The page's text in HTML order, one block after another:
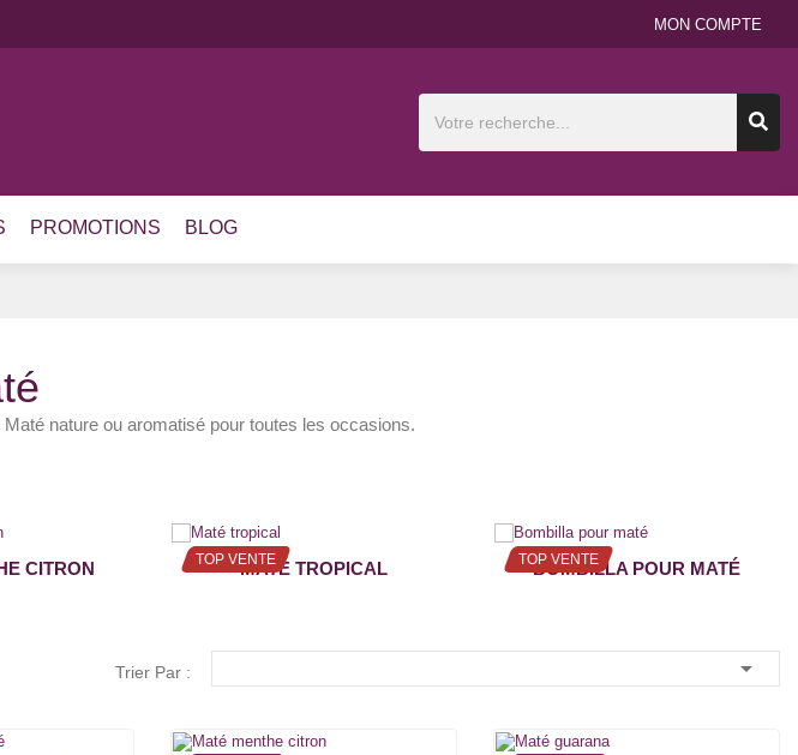
MON COMPTE
PROMOTIONS BLOG
nature ou aromatisé pour toutes les occasions.
CITRON TOP VENTEMATÉ TROPICAL TOP VENTE
BOMBILLA POUR MATÉ
Trier Par : 